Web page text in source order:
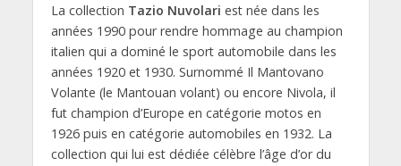
La collection Tazio Nuvolari est née dans les
années 1990 pour rendre hommage au champion
italien qui a dominé le sport automobile dans les
années 1920 et 1930. Surnommé Il Mantovano
Volante (le Mantouan volant) ou encore Nivola, il
fut champion d’Europe en catégorie motos en
1926 puis en catégorie automobiles en 1932. La
collection qui lui est dédiée célèbre l’âge d’or du